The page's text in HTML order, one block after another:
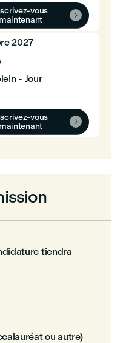
vous
maintenant

2027
- Jour
vous
maintenant

tiendra
ou autre)